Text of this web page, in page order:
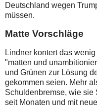
Deutschland wegen
müssen.
Matte Vorschläge
Lindner kontert das
"matten und
und Grünen zur Lösung
gekommen seien. Mehr
Schuldenbremse, wie sie
seit Monaten und mit